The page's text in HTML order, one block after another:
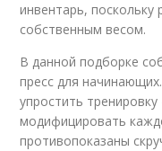
инвентарь,
собственным весом.
В данной подборке
пресс для
упростить
модифицировать
противопоказаны